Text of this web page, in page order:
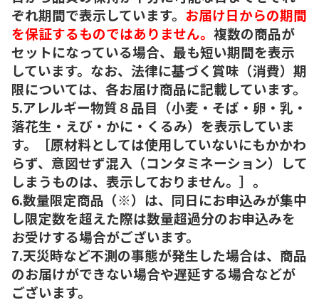
ぞれ期間で表示しています。 お届け日からの期間
を保証するものではありません。 複数の商品が
セットになっている場合、最も短い期間を表示
しています。なお、法律に基づく賞味（消費）期
限については、各お届け商品に記載しています。
5.アレルギー物質８品目（小麦・そば・卵・乳・
落花生・えび・かに・くるみ）を表示していま
す。［原材料としては使用していないにもかかわ
らず、意図せず混入（コンタミネーション）して
しまうものは、表示しておりません。］。
6.数量限定商品（※）は、同日にお申込みが集中
し限定数を超えた際は数量超過分のお申込みを
お受けする場合がございます。
7.天災時など不測の事態が発生した場合は、商品
のお届けができない場合や遅延する場合などが
ございます。